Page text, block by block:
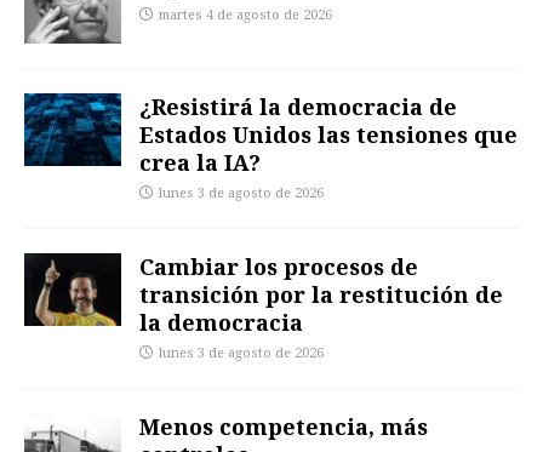
martes 4 de agosto de 2026
¿Resistirá la democracia de
Estados Unidos las tensiones que
crea la IA?
lunes 3 de agosto de 2026
Cambiar los procesos de
transición por la restitución de
la democracia
lunes 3 de agosto de 2026
Menos competencia, más